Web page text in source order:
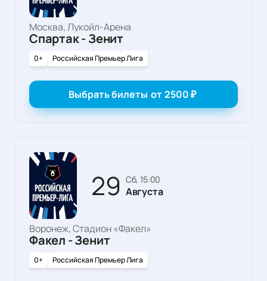
Москва, Лукойл-Арена
Спартак - Зенит
0+ Российская Премьер Лига
Выбрать билеты от2500₽
29 сб, 15:00
Августа
Воронеж, Стадион «Факел»
Факел - Зенит
0+ Российская Премьер Лига